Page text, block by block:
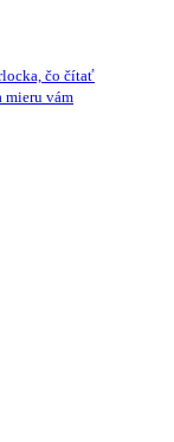
čo čítať
mieru vám